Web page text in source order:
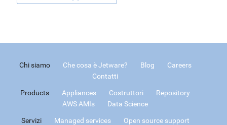
Chi siamo Che cosa è Jetware? Blog
Careers
Contatti
Products Appliances Costruttori
Repository
AWS AMIs
Data Science
Servizi Managed services
Open source support